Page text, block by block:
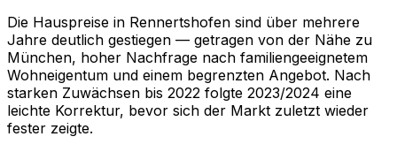
Die Hauspreise in Rennertshofen sind über mehrere
Jahre deutlich gestiegen — getragen von der Nähe zu
München, hoher Nachfrage nach familiengeeignetem
Wohneigentum und einem begrenzten Angebot. Nach
starken Zuwächsen bis 2022 folgte 2023/2024 eine
leichte Korrektur, bevor sich der Markt zuletzt wieder
fester zeigte.